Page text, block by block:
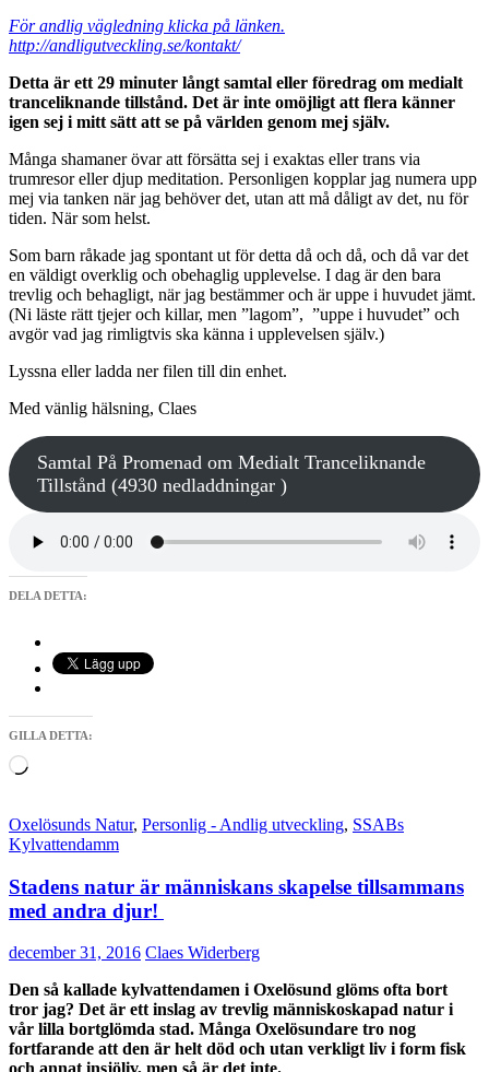
För andlig vägledning klicka på länken.
http://andligutveckling.se/kontakt/
Detta är ett 29 minuter långt samtal eller föredrag om medialt
tranceliknande tillstånd. Det är inte omöjligt att flera känner
igen sej i mitt sätt att se på världen genom mej själv.
Många shamaner övar att försätta sej i exaktas eller trans via
trumresor eller djup meditation. Personligen kopplar jag numera upp
mej via tanken när jag behöver det, utan att må dåligt av det, nu för
tiden. När som helst.
Som barn råkade jag spontant ut för detta då och då, och då var det
en väldigt overklig och obehaglig upplevelse. I dag är den bara
trevlig och behagligt, när jag bestämmer och är uppe i huvudet jämt.
(Ni läste rätt tjejer och killar, men ”lagom”, ”uppe i huvudet” och
avgör vad jag rimligtvis ska känna i upplevelsen själv.)
Lyssna eller ladda ner filen till din enhet.
Med vänlig hälsning, Claes
Samtal På Promenad om Medialt Tranceliknande
Tillstånd (4930 nedladdningar )
DELA DETTA:
GILLA DETTA:
Laddar
Oxelösunds Natur, Personlig - Andlig utveckling, SSABs
Kylvattendamm
Stadens natur är människans skapelse tillsammans
med andra djur!
december 31, 2016 Claes Widerberg
Den så kallade kylvattendamen i Oxelösund glöms ofta bort
tror jag? Det är ett inslag av trevlig människoskapad natur i
vår lilla bortglömda stad. Många Oxelösundare tro nog
fortfarande att den är helt död och utan verkligt liv i form fisk